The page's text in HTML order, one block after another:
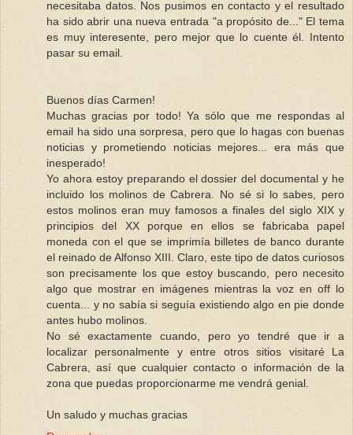
necesitaba datos. Nos pusimos en contacto y el resultado
ha sido abrir una nueva entrada "a propósito de..." El tema
es muy interesente, pero mejor que lo cuente él. Intento
pasar su email.
Buenos días Carmen!
Muchas gracias por todo! Ya sólo que me respondas al
email ha sido una sorpresa, pero que lo hagas con buenas
noticias y prometiendo noticias mejores... era más que
inesperado!
Yo ahora estoy preparando el dossier del documental y he
incluido los molinos de Cabrera. No sé si lo sabes, pero
estos molinos eran muy famosos a finales del siglo XIX y
principios del XX porque en ellos se fabricaba papel
moneda con el que se imprimía billetes de banco durante
el reinado de Alfonso XIII. Claro, este tipo de datos curiosos
son precisamente los que estoy buscando, pero necesito
algo que mostrar en imágenes mientras la voz en off lo
cuenta... y no sabía si seguía existiendo algo en pie donde
antes hubo molinos.
No sé exactamente cuando, pero yo tendré que ir a
localizar personalmente y entre otros sitios visitaré La
Cabrera, así que cualquier contacto o información de la
zona que puedas proporcionarme me vendrá genial.
Un saludo y muchas gracias